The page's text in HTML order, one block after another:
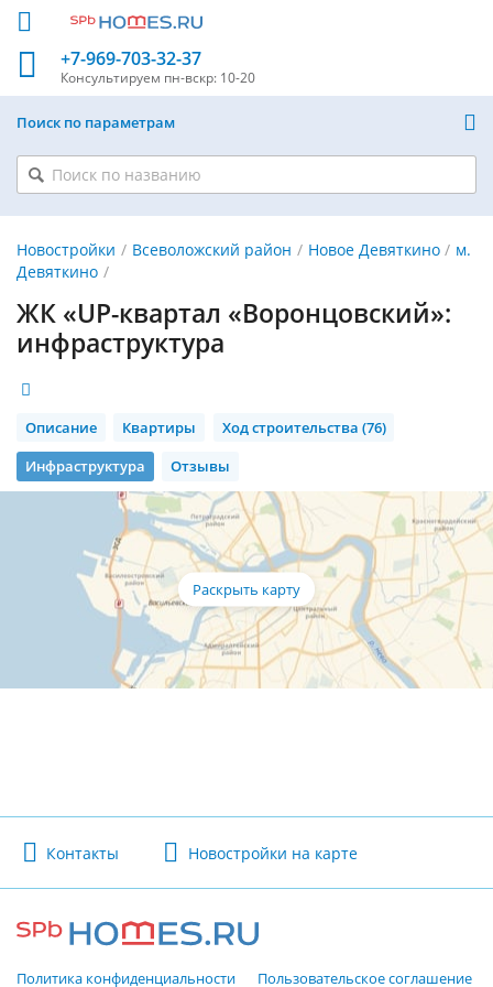
+7-969-703-32-37
Консультируем пн-вскр: 10-20
Поиск по параметрам
Новостройки Всеволожский район Новое Девяткино
м.
Девяткино
ЖК «UP-квартал «Воронцовский»:
инфраструктура
Описание Квартиры
Ход строительства (76)
Инфраструктура
Отзывы
Контакты Новостройки на карте
Политика конфиденциальности Пользовательское соглашение